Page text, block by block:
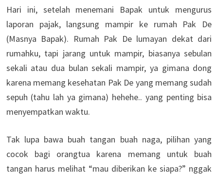
Hari ini, setelah menemani Bapak untuk mengurus
laporan pajak, langsung mampir ke rumah Pak De
(Masnya Bapak). Rumah Pak De lumayan dekat dari
rumahku, tapi jarang untuk mampir, biasanya sebulan
sekali atau dua bulan sekali mampir, ya gimana dong
karena memang kesehatan Pak De yang memang sudah
sepuh (tahu lah ya gimana) hehehe.. yang penting bisa
menyempatkan waktu.
Tak lupa bawa buah tangan buah naga, pilihan yang
cocok bagi orangtua karena memang untuk buah
tangan harus melihat “mau diberikan ke siapa?” nggak